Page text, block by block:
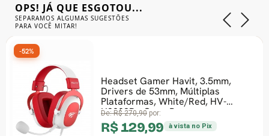
OPS! JÁ QUE ESGOTOU...
SEPARAMOS ALGUMAS SUGESTÕES
PARA VOCÊ MITAR!
Headset Gamer Havit, 3.5mm,
Drivers de 53mm, Múltiplas
Plataformas, White/Red, HV-
H2002D - Open Box
De:R$ 270,90por:
R$ 129,99 à vista no Pix
-52%